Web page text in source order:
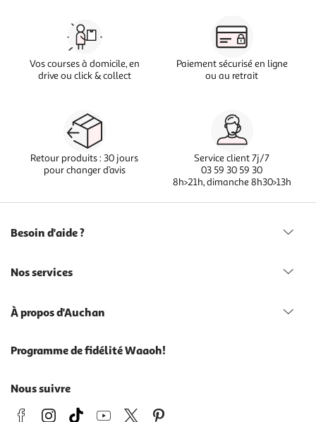
Vos courses à domicile, en
drive ou click & collect
Paiement sécurisé en ligne
ou au retrait
Retour produits : 30 jours
pour changer d’avis
Service client 7j/7
03 59 30 59 30
8h>21h, dimanche 8h30>13h
Besoin d'aide ?
Nos services
À propos d'Auchan
Programme de fidélité Waaoh!
Nous suivre